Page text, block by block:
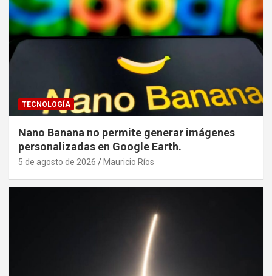
TECNOLOGÍA
Nano Banana no permite generar imágenes
personalizadas en Google Earth.
5 de agosto de 2026 Mauricio Ríos